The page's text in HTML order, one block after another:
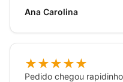
Ana Carolina
★★★★★
Pedido chegou